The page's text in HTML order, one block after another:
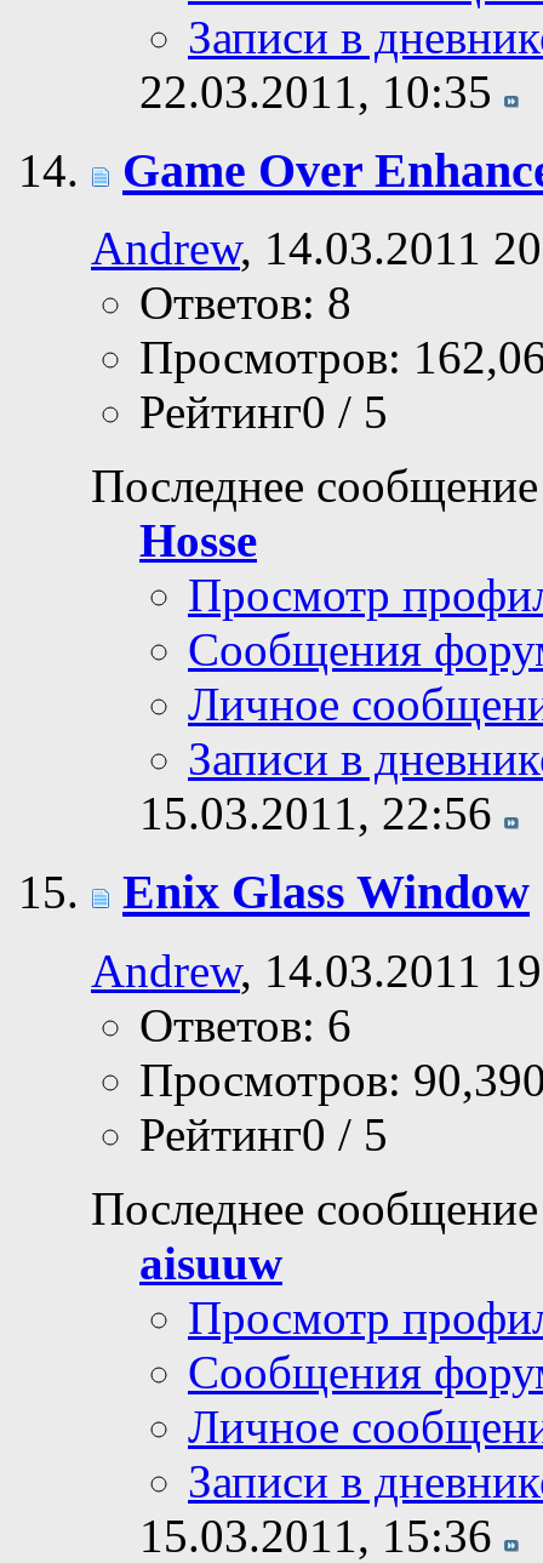
Записи в
22.03.2011, 10:35
Game Over
Andrew, 14.03.2011
Ответов: 8
Просмотров:
Рейтинг0 / 5
Последнее
Hosse
Просмотр
Сообщения
Личное
Записи в
15.03.2011, 22:56
Enix Glass Window
Andrew, 14.03.2011
Ответов: 6
Просмотров:
Рейтинг0 / 5
Последнее
aisuuw
Просмотр
Сообщения
Личное
Записи в
15.03.2011, 15:36